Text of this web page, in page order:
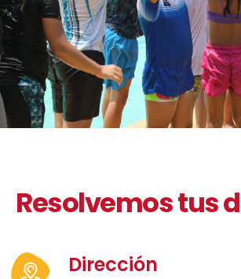
Resolvemos tus
Dirección